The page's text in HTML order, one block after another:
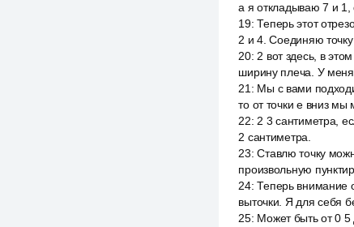
а я откладываю 7 и 1,
19:Теперь этот
2 и 4. Соединяю точку
20: 2 вот здесь, в
ширину плеча. У
21 : Мы с вами
то от точки е вниз мы
22: 2 3 сантиметра,
2 сантиметра.
23:Ставлю точку
произвольную
24:Теперь внимание
выточки. Я для себя
25: Может быть от 0 5